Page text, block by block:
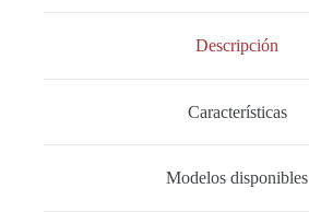
Descripción
Características
Modelos disponibles